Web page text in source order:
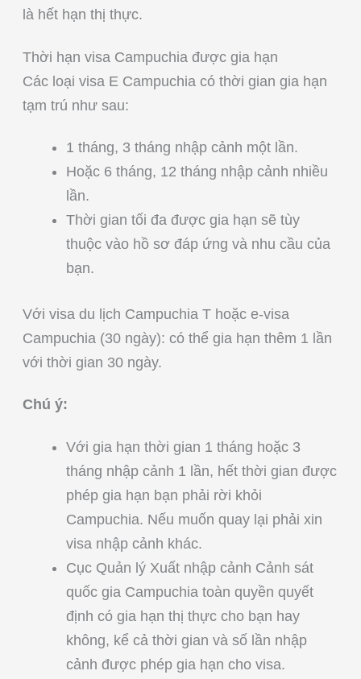
là hết hạn thị thực.
Thời hạn visa Campuchia được gia hạn
Các loại visa E Campuchia có thời gian gia hạn
tạm trú như sau:
1 tháng, 3 tháng nhập cảnh một lần.
Hoặc 6 tháng, 12 tháng nhập cảnh nhiều
lần.
Thời gian tối đa được gia hạn sẽ tùy
thuộc vào hồ sơ đáp ứng và nhu cầu của
bạn.
Với visa du lịch Campuchia T hoặc e-visa
Campuchia (30 ngày): có thể gia hạn thêm 1 lần
với thời gian 30 ngày.
Chú ý:
Với gia hạn thời gian 1 tháng hoặc 3
tháng nhập cảnh 1 lần, hết thời gian được
phép gia hạn bạn phải rời khỏi
Campuchia. Nếu muốn quay lại phải xin
visa nhập cảnh khác.
Cục Quản lý Xuất nhập cảnh Cảnh sát
quốc gia Campuchia toàn quyền quyết
định có gia hạn thị thực cho bạn hay
không, kể cả thời gian và số lần nhập
cảnh được phép gia hạn cho visa.